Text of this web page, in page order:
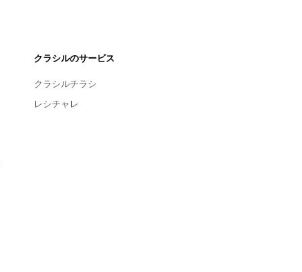
クラシルのサービス
クラシルチラシ
レシチャレ